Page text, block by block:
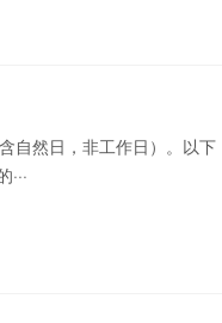
自然日，非工作日）。以下